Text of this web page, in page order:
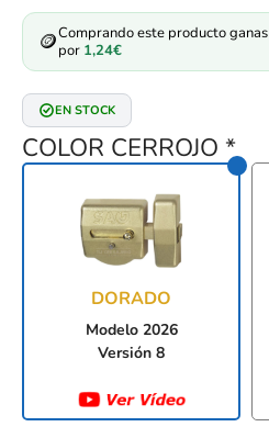
🪙Comprando este producto ganas
por 1,24€
EN STOCK
COLOR CERROJO *
DORADO
Modelo 2026
Versión 8